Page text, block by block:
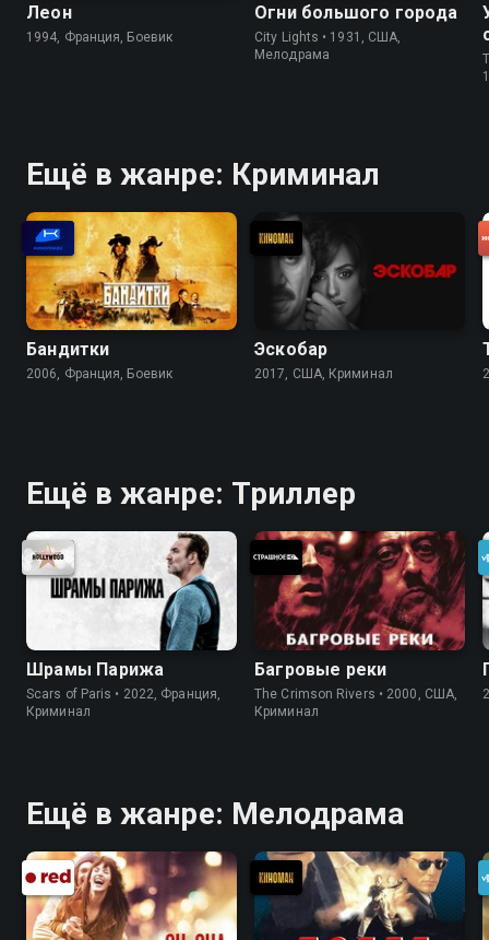
Леон
1994, Франция, Боевик
Огни большого города
City Lights • 1931, США,
Мелодрама
Ещё в жанре: Криминал
Бандитки
2006, Франция, Боевик
Эскобар
2017, США, Криминал
Ещё в жанре: Триллер
Шрамы Парижа
Scars of Paris • 2022, Франция,
Криминал
Багровые реки
The Crimson Rivers • 2000, США,
Криминал
Ещё в жанре: Мелодрама